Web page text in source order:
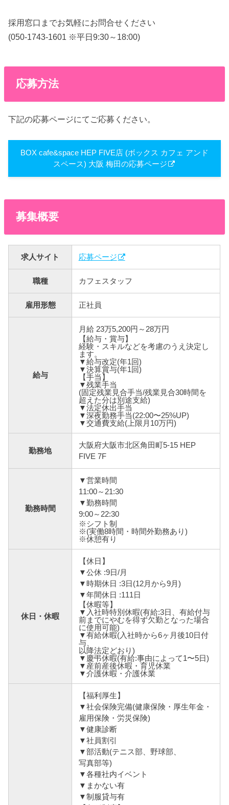
採用窓口までお気軽にお問合せください
(050-1743-1601 ※平日9:30～18:00)
応募方法
下記の応募ページにてご応募ください。
BOX cafe&space HEP FIVE店 (ボックス カフェ アンド
スペース) 大阪 梅田の応募ページ
募集概要
求人サイト 応募ページ
職種 カフェスタッフ
雇用形態 正社員
給与
月給 23万5,200円～28万円
【給与・賞与】
経験・スキルなどを考慮のうえ決定し
ます。
▼給与改定(年1回)
▼決算賞与(年1回)
【手当】
▼残業手当
(固定残業見合手当/残業見合30時間を
超えた分は別途支給)
▼法定休出手当
▼深夜勤務手当(22:00〜25%UP)
▼交通費支給(上限月10万円)
勤務地
大阪府大阪市北区角田町5-15 HEP
FIVE 7F
勤務時間
▼営業時間
11:00～21:30
▼勤務時間
9:00～22:30
※シフト制
※(実働8時間・時間外勤務あり)
※休憩有り
休日・休暇
【休日】
▼公休 :9日/月
▼時期休日 :3日(12月から9月)
▼年間休日 :111日
【休暇等】
▼入社時特別休暇(有給:3日、有給付与
前までにやむを得ず欠勤となった場合
に使用可能)
▼有給休暇(入社時から6ヶ月後10日付
与、
以降法定どおり)
▼慶弔休暇(有給:事由によって1〜5日)
▼産前産後休暇・育児休業
▼介護休暇・介護休業
【福利厚生】
▼社会保険完備(健康保険・厚生年金・
雇用保険・労災保険)
▼健康診断
▼社員割引
▼部活動(テニス部、野球部、
写真部等)
▼各種社内イベント
▼まかない有
▼制服貸与有